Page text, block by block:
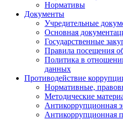
Нормативы
Документы
Учредительные
Основная
Государственные
Правила посещения
Политика в
данных
Противодействие
Нормативные,
Методические
Антикоррупционная
Антикоррупционная